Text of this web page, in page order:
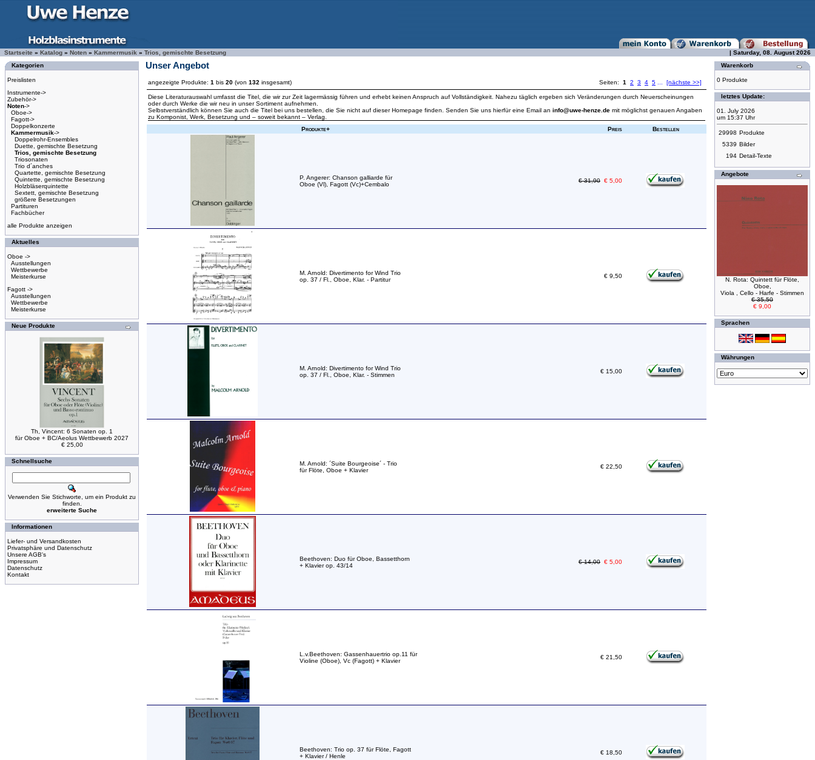
Startseite » Katalog » Noten » Kammermusik » Trios, gemischte Besetzung
| Saturday, 08. August 2026
Kategorien
Preislisten
Instrumente->
Zubehör->
Noten->
Oboe->
Fagott->
Doppelkonzerte
Kammermusik->
Doppelrohr-Ensembles
Duette, gemischte Besetzung
Trios, gemischte Besetzung
Triosonaten
Trio d´anches
Quartette, gemischte Besetzung
Quintette, gemischte Besetzung
Holzbläserquintette
Sextett, gemischte Besetzung
größere Besetzungen
Partituren
Fachbücher
alle Produkte anzeigen
Aktuelles
Oboe ->
Ausstellungen
Wettbewerbe
Meisterkurse
Fagott ->
Ausstellungen
Wettbewerbe
Meisterkurse
Neue Produkte
Th, Vincent: 6 Sonaten op. 1
für Oboe + BC/Aeolus Wettbewerb 2027
€ 25,00
Schnellsuche
Verwenden Sie Stichworte, um ein Produkt zu
finden.
erweiterte Suche
Informationen
Liefer- und Versandkosten
Privatsphäre und Datenschutz
Unsere AGB's
Impressum
Datenschutz
Kontakt
Unser Angebot
angezeigte Produkte: 1 bis 20 (von 132 insgesamt) Seiten: 1 2 3 4 5 [nächste >>]
Diese Literaturauswahl umfasst die Titel, die wir zur Zeit lagermässig führen und erhebt keinen Anspruch auf Vollständigkeit. Nahezu täglich ergeben sich Veränderungen durch Neuerscheinungen
oder durch Werke die wir neu in unser Sortiment aufnehmen.
Selbstverständlich können Sie auch die Titel bei uns bestellen, die Sie nicht auf dieser Homepage finden. Senden Sie uns hierfür eine Email an info@uwe-henze.de mit möglichst genauen Angaben
zu Komponist, Werk, Besetzung und – soweit bekannt – Verlag.
Produkte+
Preis Bestellen
P. Angerer: Chanson galliarde für
Oboe (Vl), Fagott (Vc)+Cembalo
€ 31,90 € 5,00
M. Arnold: Divertimento for Wind Trio
op. 37 / Fl., Oboe, Klar. - Partitur
€ 9,50
M. Arnold: Divertimento for Wind Trio
op. 37 / Fl., Oboe, Klar. - Stimmen
€ 15,00
M. Arnold: ´Suite Bourgeoise´ - Trio
für Flöte, Oboe + Klavier
€ 22,50
Beethoven: Duo für Oboe, Bassetthorn
+ Klavier op. 43/14
€ 14,00 € 5,00
L.v.Beethoven: Gassenhauertrio op.11 für
Violine (Oboe), Vc (Fagott) + Klavier
€ 21,50
Beethoven: Trio op. 37 für Flöte, Fagott
+ Klavier / Henle
€ 18,50
Warenkorb
0 Produkte
letztes Update:
01. July 2026
um 15:37 Uhr
29998 Produkte
5339 Bilder
194 Detail-Texte
Angebote
N. Rota: Quintett für Flöte,
Oboe,
Viola , Cello - Harfe - Stimmen
€ 35,50
€ 9,00
Sprachen
Währungen